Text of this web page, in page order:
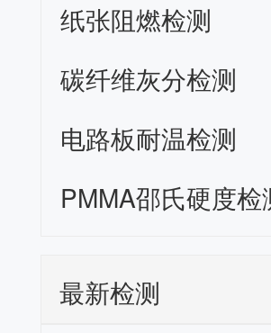
纸张阻燃检测
碳纤维灰分检测
电路板耐温检测
PMMA邵氏硬度检
最新检测